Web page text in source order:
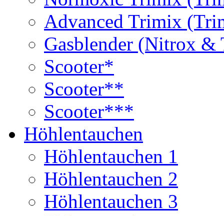
Advanced Trimix
Gasblender (Nitrox
Scooter*
Scooter**
Scooter***
Höhlentauchen
Höhlentauchen 1
Höhlentauchen 2
Höhlentauchen 3